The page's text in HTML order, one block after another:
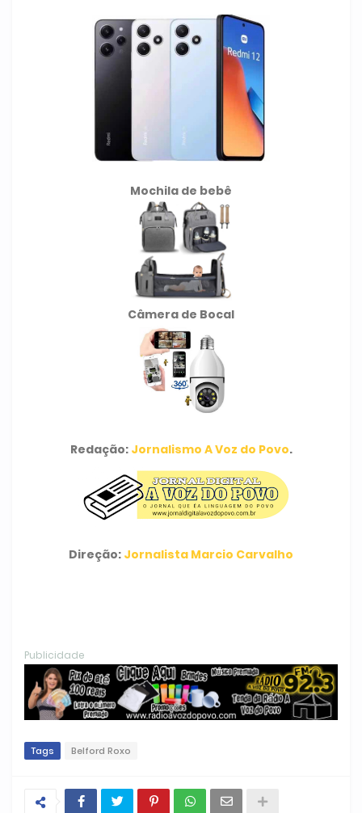
Mochila de bebê
Câmera de Bocal
Redação: Jornalismo A Voz do Povo.
Direção: Jornalista Marcio Carvalho
Publicidade
Tags Belford Roxo